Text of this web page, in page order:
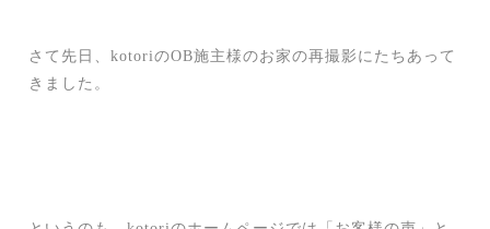
さて先日、kotoriのOB施主様のお家の再撮影にたちあって
きました。